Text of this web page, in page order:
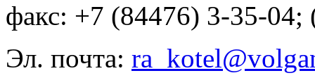
факс: +7 (84476) 3-35-04;
Эл. почта: